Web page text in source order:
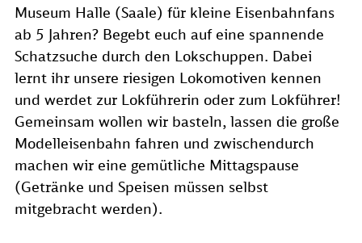
Museum Halle (Saale) für kleine Eisenbahnfans
ab 5 Jahren? Begebt euch auf eine spannende
Schatzsuche durch den Lokschuppen. Dabei
lernt ihr unsere riesigen Lokomotiven kennen
und werdet zur Lokführerin oder zum Lokführer!
Gemeinsam wollen wir basteln, lassen die große
Modelleisenbahn fahren und zwischendurch
machen wir eine gemütliche Mittagspause
(Getränke und Speisen müssen selbst
mitgebracht werden).